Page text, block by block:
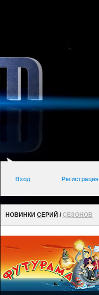
Вход Регистрация
НОВИНКИ СЕРИЙ /СЕЗОНОВ